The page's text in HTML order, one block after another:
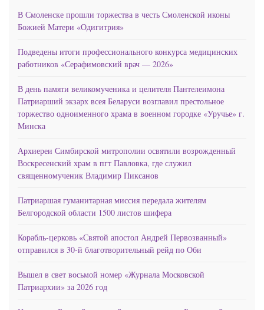
В Смоленске прошли торжества в честь Смоленской иконы
Божией Матери «Одигитрия»
Подведены итоги профессионального конкурса медицинских
работников «Серафимовский врач — 2026»
В день памяти великомученика и целителя Пантелеимона
Патриарший экзарх всея Беларуси возглавил престольное
торжество одноименного храма в военном городке «Уручье» г.
Минска
Архиереи Симбирской митрополии освятили возрожденный
Воскресенский храм в пгт Павловка, где служил
священномученик Владимир Пиксанов
Патриаршая гуманитарная миссия передала жителям
Белгородской области 1500 листов шифера
Корабль-церковь «Святой апостол Андрей Первозванный»
отправился в 30-й благотворительный рейд по Оби
Вышел в свет восьмой номер «Журнала Московской
Патриархии» за 2026 год